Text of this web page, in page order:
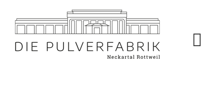
Inhalt
springen